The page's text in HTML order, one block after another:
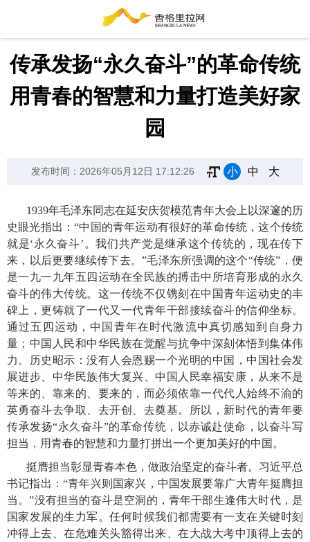
传承发扬“永久奋斗”的革命传统
用青春的智慧和力量打造美好家
园
发布时间：2026年05月12日 17:12:26 小 中 大
1939年毛泽东同志在延安庆贺模范青年大会上以深邃的历
史眼光指出：“中国的青年运动有很好的革命传统，这个传统
就是‘永久奋斗’。我们共产党是继承这个传统的，现在传下
来，以后更要继续传下去。”毛泽东所强调的这个“传统”，便
是一九一九年五四运动在全民族的搏击中所培育形成的永久
奋斗的伟大传统。这一传统不仅镌刻在中国青年运动史的丰
碑上，更铸就了一代又一代青年干部接续奋斗的信仰坐标。
通过五四运动，中国青年在时代激流中真切感知到自身力
量；中国人民和中华民族在觉醒与抗争中深刻体悟到集体伟
力。历史昭示：没有人会恩赐一个光明的中国，中国社会发
展进步、中华民族伟大复兴、中国人民幸福安康，从来不是
等来的、靠来的、要来的，而必须依靠一代代人始终不渝的
英勇奋斗去争取、去开创、去奠基。所以，新时代的青年要
传承发扬“永久奋斗”的革命传统，以赤诚赴使命，以奋斗写
担当，用青春的智慧和力量打拼出一个更加美好的中国。
挺膺担当彰显青春本色，做政治坚定的奋斗者。习近平总
书记指出：“青年兴则国家兴，中国发展要靠广大青年挺膺担
当。”没有担当的奋斗是空洞的，青年干部生逢伟大时代，是
国家发展的生力军。任何时候我们都需要有一支在关键时刻
冲得上去、在危难关头豁得出来、在大战大考中顶得上去的